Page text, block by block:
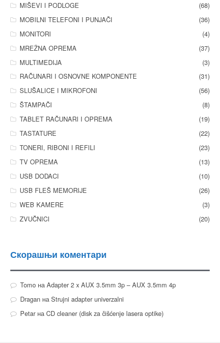
MIŠEVI I PODLOGE
(68)
MOBILNI TELEFONI I PUNJAČI
(36)
MONITORI
(4)
MREŽNA OPREMA
(37)
MULTIMEDIJA
(3)
RAČUNARI I OSNOVNE KOMPONENTE
(31)
SLUŠALICE I MIKROFONI
(56)
ŠTAMPAČI
(8)
TABLET RAČUNARI I OPREMA
(19)
TASTATURE
(22)
TONERI, RIBONI I REFILI
(23)
TV OPREMA
(13)
USB DODACI
(10)
USB FLEŠ MEMORIJE
(26)
WEB KAMERE
(3)
ZVUČNICI
(20)
Скорашњи коментари
TomoнаAdapter 2 x AUX 3.5mm 3p – AUX 3.5mm 4p
DraganнаStrujni adapter univerzalni
PetarнаCD cleaner (disk za čišćenje lasera optike)